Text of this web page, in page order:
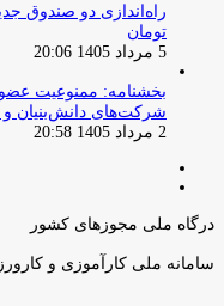
راه‌اندازی دو صندوق
تومان
5 مرداد 1405 20:06
بخشنامه: ممنوعیت
شرکت‌های دانش‌بنیان و
2 مرداد 1405 20:58
درگاه ملی مجوزهای کشور
سامانه ملی کارآموزی و